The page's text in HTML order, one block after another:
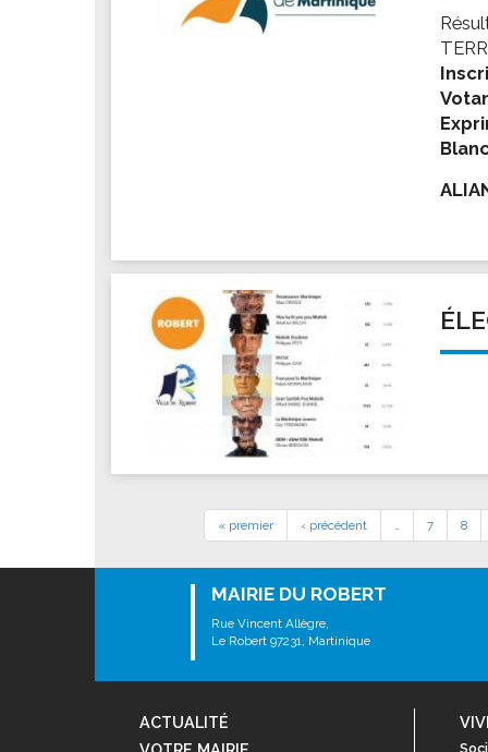
« premier ‹ précédent … 7 8
MAIRIE DU ROBERT
Rue Vincent Allègre,
Le Robert 97231, Martinique
ACTUALITÉ